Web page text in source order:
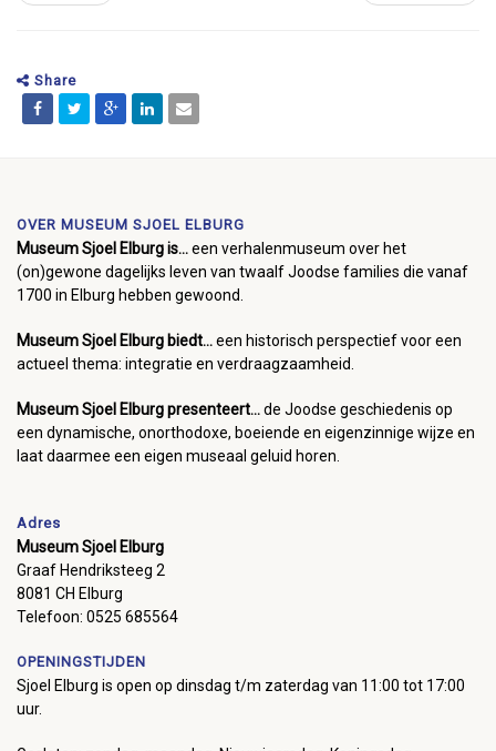
Share
OVER MUSEUM SJOEL ELBURG
Museum Sjoel Elburg is...een verhalenmuseum over het
(on)gewone dagelijks leven van twaalf Joodse families die vanaf
1700 in Elburg hebben gewoond.
Museum Sjoel Elburg biedt...een historisch perspectief voor een
actueel thema: integratie en verdraagzaamheid.
Museum Sjoel Elburg presenteert...de Joodse geschiedenis op
een dynamische, onorthodoxe, boeiende en eigenzinnige wijze en
laat daarmee een eigen museaal geluid horen.
Adres
Museum Sjoel Elburg
Graaf Hendriksteeg 2
8081 CH Elburg
Telefoon: 0525 685564
OPENINGSTIJDEN
Sjoel Elburg is open op dinsdag t/m zaterdag van 11:00 tot 17:00
uur.